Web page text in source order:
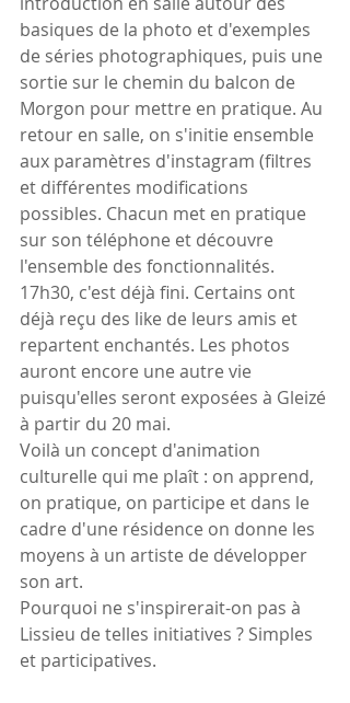
basiques de la photo et d'exemples
de séries photographiques, puis une
sortie sur le chemin du balcon de
Morgon pour mettre en pratique. Au
retour en salle, on s'initie ensemble
aux paramètres d'instagram (filtres
et différentes modifications
possibles. Chacun met en pratique
sur son téléphone et découvre
l'ensemble des fonctionnalités.
17h30, c'est déjà fini. Certains ont
déjà reçu des like de leurs amis et
repartent enchantés. Les photos
auront encore une autre vie
puisqu'elles seront exposées à Gleizé
à partir du 20 mai.
Voilà un concept d'animation
culturelle qui me plaît : on apprend,
on pratique, on participe et dans le
cadre d'une résidence on donne les
moyens à un artiste de développer
son art.
Pourquoi ne s'inspirerait-on pas à
Lissieu de telles initiatives ? Simples
et participatives.